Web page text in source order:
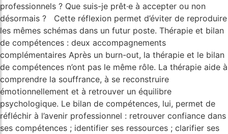
professionnels ? Que suis-je prêt·e à accepter ou non
désormais ? Cette réflexion permet d’éviter de reproduire
les mêmes schémas dans un futur poste. Thérapie et bilan
de compétences : deux accompagnements
complémentaires Après un burn-out, la thérapie et le bilan
de compétences n’ont pas le même rôle. La thérapie aide à
comprendre la souffrance, à se reconstruire
émotionnellement et à retrouver un équilibre
psychologique. Le bilan de compétences, lui, permet de
réfléchir à l’avenir professionnel : retrouver confiance dans
ses compétences ; identifier ses ressources ; clarifier ses